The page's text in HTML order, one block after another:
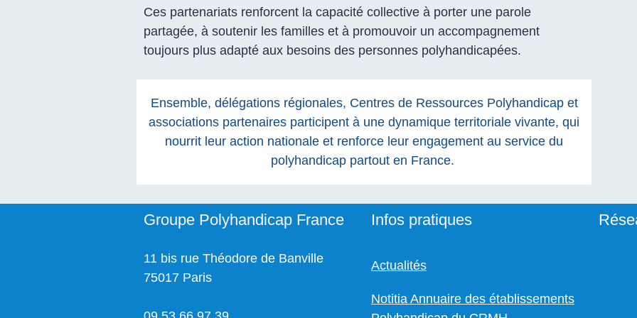
Ces partenariats renforcent la capacité collective à porter une parole
partagée, à soutenir les familles et à promouvoir un accompagnement
toujours plus adapté aux besoins des personnes polyhandicapées.
Ensemble, délégations régionales, Centres de Ressources Polyhandicap et
associations partenaires participent à une dynamique territoriale vivante, qui
nourrit leur action nationale et renforce leur engagement au service du
polyhandicap partout en France.
Groupe Polyhandicap France
11 bis rue Théodore de Banville
75017 Paris
Infos pratiques
Actualités
Notitia Annuaire des établissements